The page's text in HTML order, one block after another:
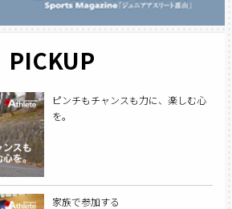
PICKUP
ピンチもチャンスも力に、楽しむ心
を。
家族で参加する